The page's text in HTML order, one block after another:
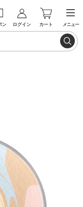
ン ログイン カート メニュー